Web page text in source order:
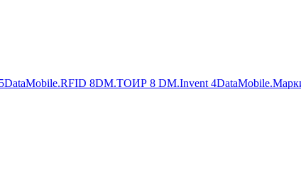
5DataMobile.RFID 8DM.ТОИР 8 DM.Invent 4